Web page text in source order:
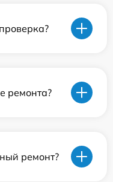
ремонта?
ремонт?